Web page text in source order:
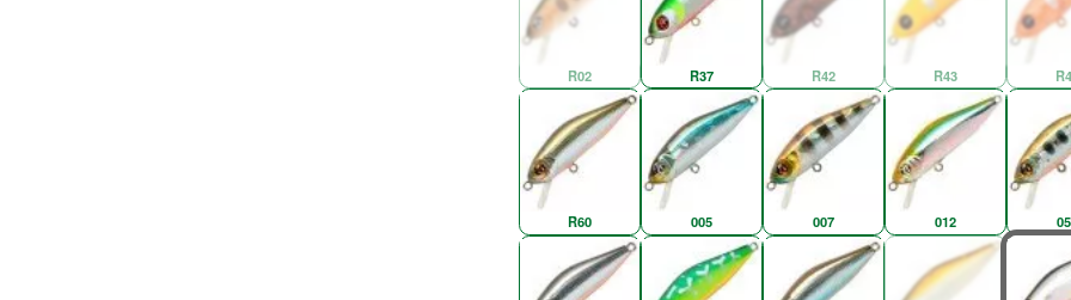
R02 R37 R42 R43
R60 005 007 012